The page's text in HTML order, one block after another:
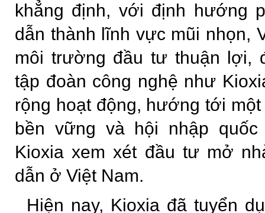
khẳng định, với định hướng
dẫn thành lĩnh vực mũi nhọn,
môi trường đầu tư thuận lợi,
tập đoàn công nghệ như
rộng hoạt động, hướng tới
bền vững và hội nhập
Kioxia xem xét đầu tư mở
dẫn ở Việt Nam.
Hiện nay, Kioxia đã tuyển